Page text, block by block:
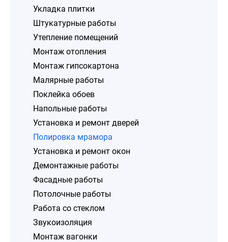
Укладка плитки
Штукатурные работы
Утепление помещений
Монтаж отопления
Монтаж гипсокартона
Малярные работы
Поклейка обоев
Напольные работы
Установка и ремонт дверей
Полировка мрамора
Установка и ремонт окон
Демонтажные работы
Фасадные работы
Потолочные работы
Работа со стеклом
Звукоизоляция
Монтаж вагонки